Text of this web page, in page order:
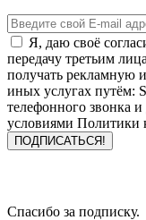
Я, даю своё
передачу третьим
получать рекламную
иных услугах путём:
телефонного звонка
условиями Политики
Спасибо за подписку.